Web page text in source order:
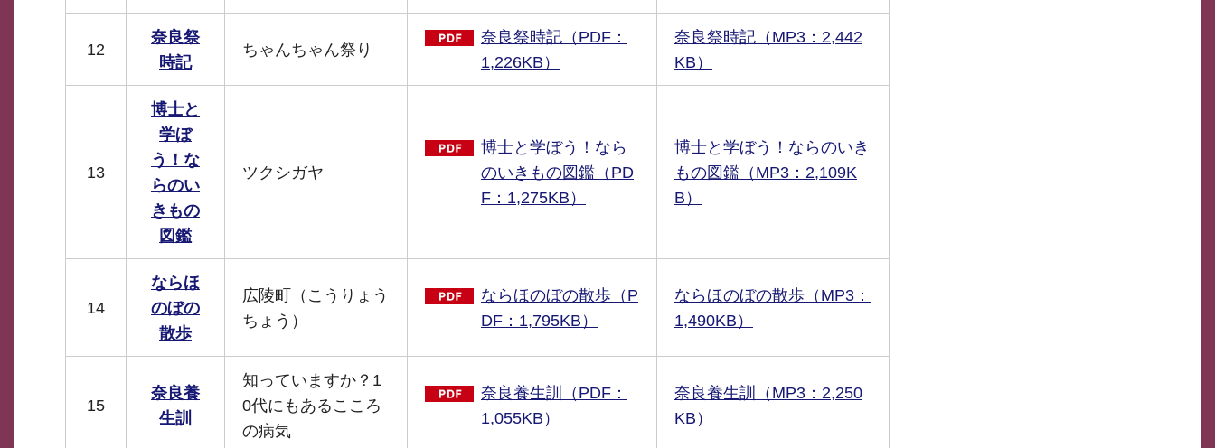
12
奈良祭
時記
ちゃんちゃん祭り
奈良祭時記（PDF：
1,226KB）
奈良祭時記（MP3：2,442
KB）
13
博士と
学ぼ
う！な
らのい
きもの
図鑑
ツクシガヤ
博士と学ぼう！なら
のいきもの図鑑（PD
F：1,275KB）
博士と学ぼう！ならのいき
もの図鑑（MP3：2,109K
B）
14
ならほ
のぼの
散歩
広陵町（こうりょう
ちょう）
ならほのぼの散歩（P
DF：1,795KB）
ならほのぼの散歩（MP3：
1,490KB）
15
奈良養
生訓
知っていますか？1
0代にもあるこころ
の病気
奈良養生訓（PDF：
1,055KB）
奈良養生訓（MP3：2,250
KB）